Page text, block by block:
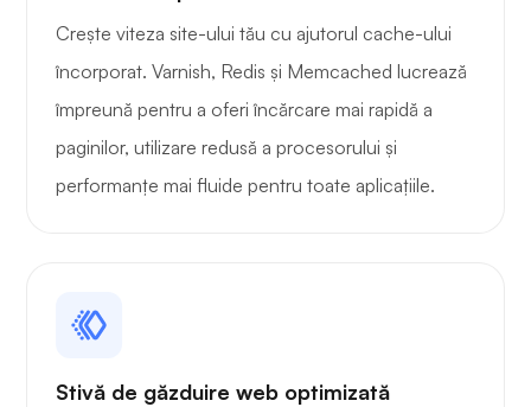
Portainer
Crește viteza site-ului tău cu ajutorul cache-ului
încorporat. Varnish, Redis și Memcached lucrează
împreună pentru a oferi încărcare mai rapidă a
paginilor, utilizare redusă a procesorului și
performanțe mai fluide pentru toate aplicațiile.
Stivă de găzduire web optimizată